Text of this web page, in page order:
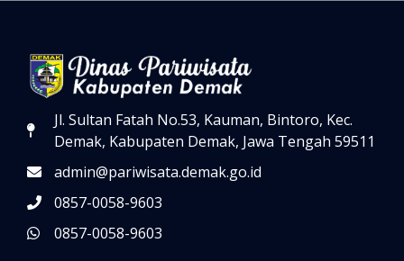
Jl. Sultan Fatah No.53, Kauman, Bintoro, Kec.
Demak, Kabupaten Demak, Jawa Tengah 59511
admin@pariwisata.demak.go.id
0857-0058-9603
0857-0058-9603